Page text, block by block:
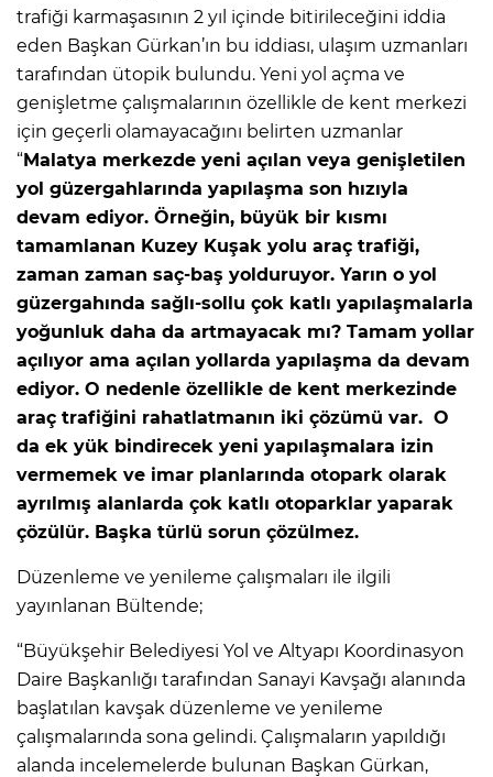
trafiği karmaşasının 2 yıl içinde bitirileceğini iddia
eden Başkan Gürkan’ın bu iddiası, ulaşım uzmanları
tarafından ütopik bulundu. Yeni yol açma ve
genişletme çalışmalarının özellikle de kent merkezi
için geçerli olamayacağını belirten uzmanlar
“Malatya merkezde yeni açılan veya genişletilen
yol güzergahlarında yapılaşma son hızıyla
devam ediyor. Örneğin, büyük bir kısmı
tamamlanan Kuzey Kuşak yolu araç trafiği,
zaman zaman saç-baş yolduruyor. Yarın o yol
güzergahında sağlı-sollu çok katlı yapılaşmalarla
yoğunluk daha da artmayacak mı? Tamam yollar
açılıyor ama açılan yollarda yapılaşma da devam
ediyor. O nedenle özellikle de kent merkezinde
araç trafiğini rahatlatmanın iki çözümü var. O
da ek yük bindirecek yeni yapılaşmalara izin
vermemek ve imar planlarında otopark olarak
ayrılmış alanlarda çok katlı otoparklar yaparak
çözülür. Başka türlü sorun çözülmez.
Düzenleme ve yenileme çalışmaları ile ilgili
yayınlanan Bültende;
“Büyükşehir Belediyesi Yol ve Altyapı Koordinasyon
Daire Başkanlığı tarafından Sanayi Kavşağı alanında
başlatılan kavşak düzenleme ve yenileme
çalışmalarında sona gelindi. Çalışmaların yapıldığı
alanda incelemelerde bulunan Başkan Gürkan,